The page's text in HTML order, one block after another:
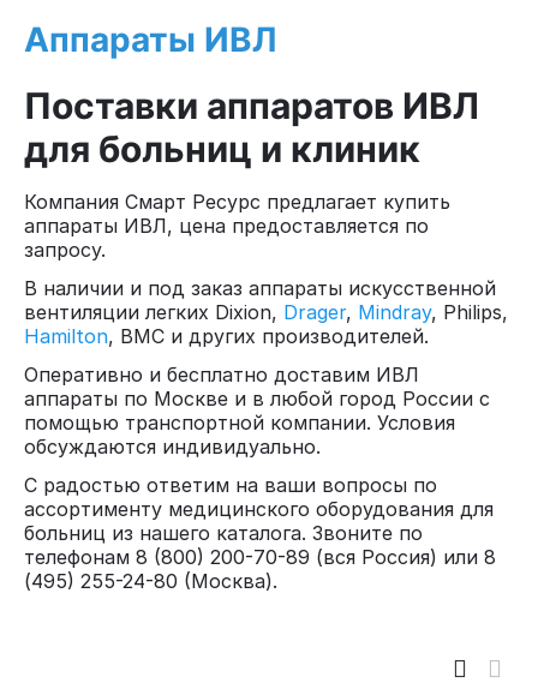
Аппараты ИВЛ
Поставки аппаратов ИВЛ
для больниц и клиник
Компания Смарт Ресурс предлагает купить
аппараты ИВЛ, цена предоставляется по
запросу.
В наличии и под заказ аппараты искусственной
вентиляции легких Dixion, Drager, Mindray, Philips,
Hamilton, BMC и других производителей.
Оперативно и бесплатно доставим ИВЛ
аппараты по Москве и в любой город России с
помощью транспортной компании. Условия
обсуждаются индивидуально.
С радостью ответим на ваши вопросы по
ассортименту медицинского оборудования для
больниц из нашего каталога. Звоните по
телефонам 8 (800) 200-70-89 (вся Россия) или 8
(495) 255-24-80 (Москва).